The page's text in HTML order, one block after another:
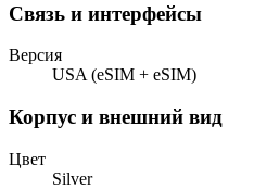
Связь и интерфейсы
Версия
USA (eSIM + eSIM)
Корпус и внешний вид
Цвет
Silver